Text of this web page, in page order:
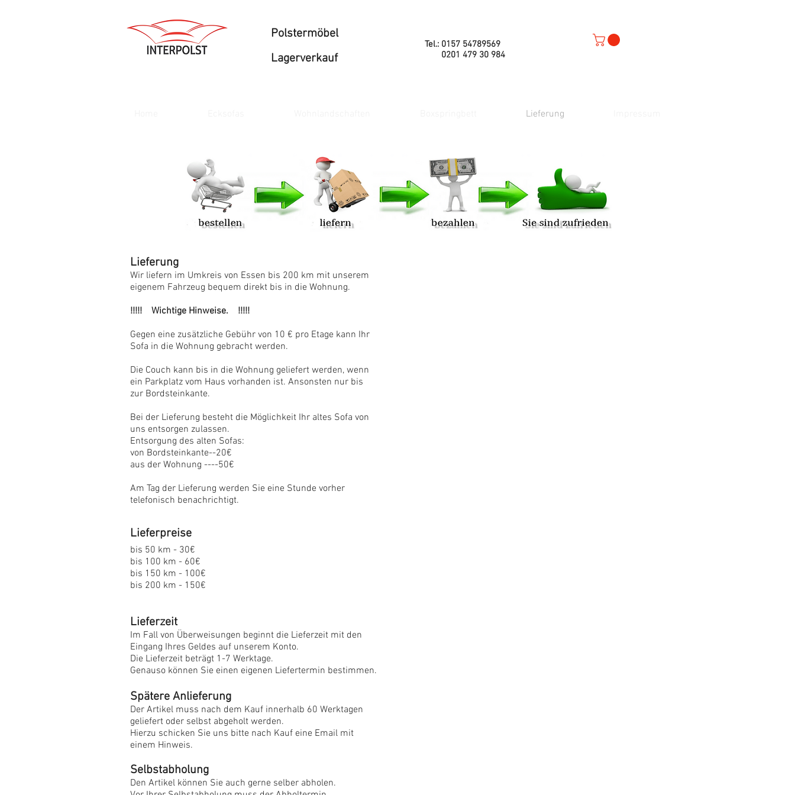
Polstermöbel
Lagerverkauf
Tel.: 0157 54789569
0201 479 30 984
Lieferung
Lieferung
Wir liefern im Umkreis von Essen bis 200 km mit unserem
eigenem Fahrzeug bequem direkt bis in die Wohnung.
!!!!! Wichtige Hinweise. !!!!!
Gegen eine zusätzliche Gebühr von 10 € pro Etage kann Ihr
Sofa in die Wohnung gebracht werden.
Die Couch kann bis in die Wohnung geliefert werden, wenn
ein Parkplatz vom Haus vorhanden ist. Ansonsten nur bis
zur Bordsteinkante.
Bei der Lieferung besteht die Möglichkeit Ihr altes Sofa von
uns entsorgen zulassen.
Entsorgung des alten Sofas:
von Bordsteinkante--20€
aus der Wohnung ----50€
Am Tag der Lieferung werden Sie eine Stunde vorher
telefonisch benachrichtigt.
Lieferpreise
bis 50 km - 30€
bis 100 km - 60€
bis 150 km - 100€
bis 200 km - 150€
Lieferzeit
Im Fall von Überweisungen beginnt die Lieferzeit mit den
Eingang Ihres Geldes auf unserem Konto.
Die Lieferzeit beträgt 1-7 Werktage.
Genauso können Sie einen eigenen Liefertermin bestimmen.
Spätere Anlieferung
Der Artikel muss nach dem Kauf innerhalb 60 Werktagen
geliefert oder selbst abgeholt werden.
Hierzu schicken Sie uns bitte nach Kauf eine Email mit
einem Hinweis.
Selbstabholung
Den Artikel können Sie auch gerne selber abholen.